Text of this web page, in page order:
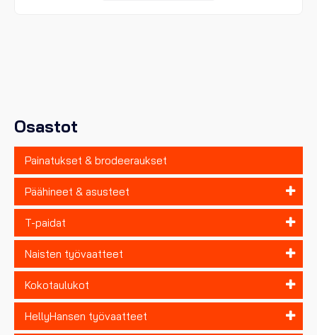
Osastot
Painatukset & brodeeraukset
Päähineet & asusteet
T-paidat
Naisten työvaatteet
Kokotaulukot
HellyHansen työvaatteet